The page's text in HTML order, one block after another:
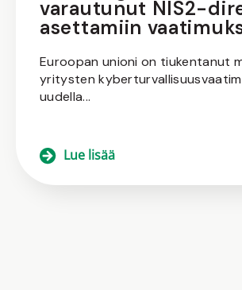
varautunut NIS2-
asettamiin
Euroopan unioni on tiukentanut
yritysten
uudella...
Lue lisää